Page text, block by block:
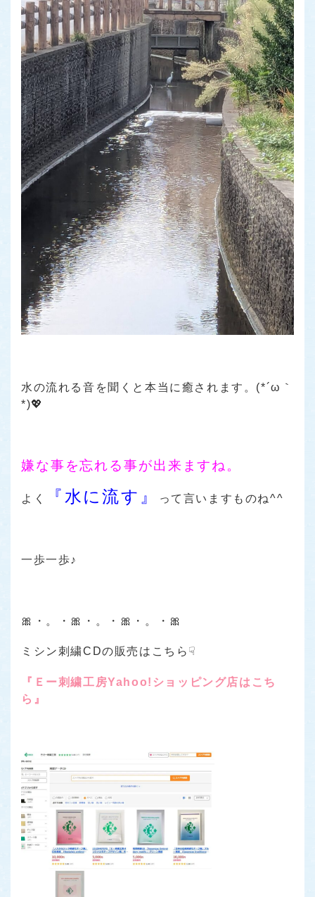
水の流れる音を聞くと本当に癒されます。(*´ω｀
*)💖
嫌な事を忘れる事が出来ますね。
よく 『水に流す』 って言いますものね^^
一歩一歩♪
🎀・。・🎀・。・🎀・。・🎀
ミシン刺繍CDの販売はこちら☟
『Ｅー刺繍工房Yahoo!ショッピング店はこち
ら』